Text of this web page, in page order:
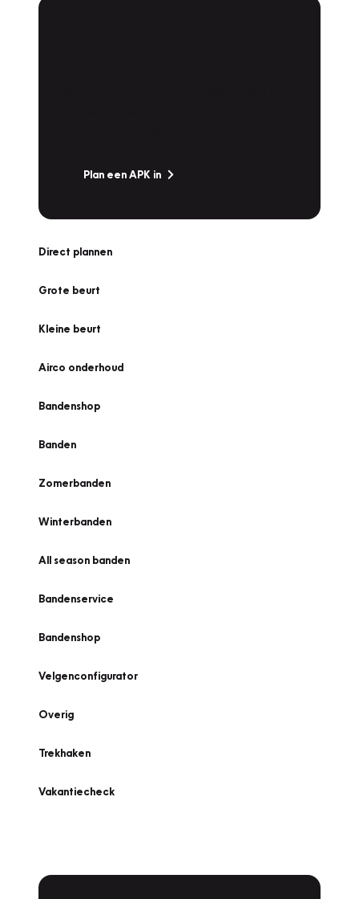
Plan een APK in
Direct plannen
Grote beurt
Kleine beurt
Airco onderhoud
Bandenshop
Banden
Zomerbanden
Winterbanden
All season banden
Bandenservice
Bandenshop
Velgenconfigurator
Overig
Trekhaken
Vakantiecheck